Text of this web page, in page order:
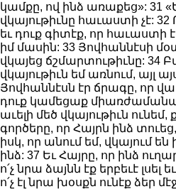
կամքը, ով ինձ առաքեց»: 31
վկայութիւնը հաւաստի չէ: 32
եւ դուք գիտէք, որ հաւաստի
իմ մասին: 33 Յովհաննէսի
վկայեց ճշմարտութիւնը: 34
վկայութիւն եմ առնում, այլ
Յովհաննէսն էր ճրագը, որ
դուք կամեցաք
աւելի մեծ վկայութիւն
գործերը, որ Հայրն ինձ
իսկ, որ անում եմ, վկայում
ինձ: 37 Եւ Հայրը, որ ինձ
ո՛չ նրա ձայնն էք երբեւէ լսել
ո՛չ էլ նրա խօսքն ունէք ձեր